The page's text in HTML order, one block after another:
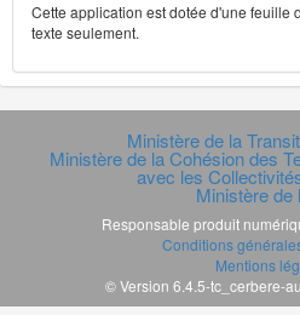
Cette application est dotée d'une feuille
texte seulement.
Ministère de la
Ministère de la Cohésion des
avec les
Ministère de
Responsable produit
Conditions
Mentions
© Version 6.4.5-tc_cerbere-